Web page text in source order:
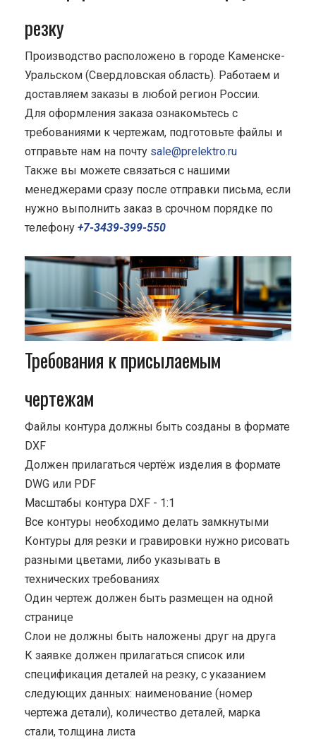
резку
Производство расположено в городе Каменске-
Уральском (Свердловская область). Работаем и
доставляем заказы в любой регион России.
Для оформления заказа ознакомьтесь с
требованиями к чертежам, подготовьте файлы и
отправьте нам на почту sale@prelektro.ru
Также вы можете связаться с нашими
менеджерами сразу после отправки письма, если
нужно выполнить заказ в срочном порядке по
телефону +7-3439-399-550
Требования к присылаемым
чертежам
Файлы контура должны быть созданы в формате
DXF
Должен прилагаться чертёж изделия в формате
DWG или PDF
Масштабы контура DXF - 1:1
Все контуры необходимо делать замкнутыми
Контуры для резки и гравировки нужно рисовать
разными цветами, либо указывать в
технических требованиях
Один чертеж должен быть размещен на одной
странице
Cлои не должны быть наложены друг на друга
К заявке должен прилагаться список или
спецификация деталей на резку, с указанием
следующих данных: наименование (номер
чертежа детали), количество деталей, марка
стали, толщина листа